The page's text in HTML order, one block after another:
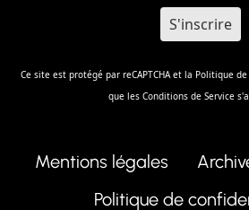
Ce site est protégé par reCAPTCHA et la Politique
que les Conditions de Service
Mentions légales
Politique de